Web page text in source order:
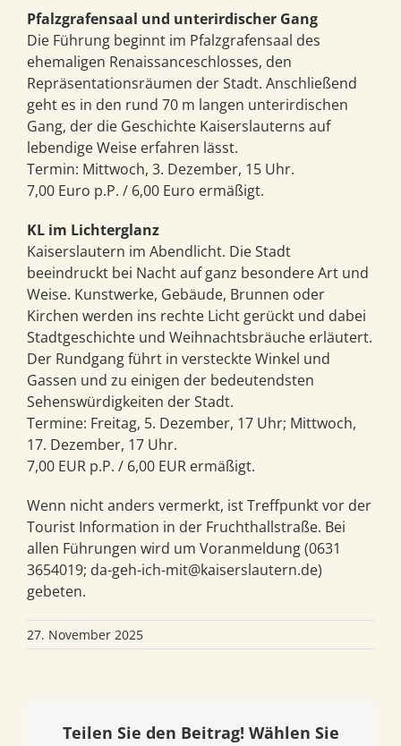
Pfalzgrafensaal und unterirdischer Gang
Die Führung beginnt im Pfalzgrafensaal des
ehemaligen Renaissanceschlosses, den
Repräsentationsräumen der Stadt. Anschließend
geht es in den rund 70 m langen unterirdischen
Gang, der die Geschichte Kaiserslauterns auf
lebendige Weise erfahren lässt.
Termin: Mittwoch, 3. Dezember, 15 Uhr.
7,00 Euro p.P. / 6,00 Euro ermäßigt.
KL im Lichterglanz
Kaiserslautern im Abendlicht. Die Stadt
beeindruckt bei Nacht auf ganz besondere Art und
Weise. Kunstwerke, Gebäude, Brunnen oder
Kirchen werden ins rechte Licht gerückt und dabei
Stadtgeschichte und Weihnachtsbräuche erläutert.
Der Rundgang führt in versteckte Winkel und
Gassen und zu einigen der bedeutendsten
Sehenswürdigkeiten der Stadt.
Termine: Freitag, 5. Dezember, 17 Uhr; Mittwoch,
17. Dezember, 17 Uhr.
7,00 EUR p.P. / 6,00 EUR ermäßigt.
Wenn nicht anders vermerkt, ist Treffpunkt vor der
Tourist Information in der Fruchthallstraße. Bei
allen Führungen wird um Voranmeldung (0631
3654019; da-geh-ich-mit@kaiserslautern.de)
gebeten.
27. November 2025
Teilen Sie den Beitrag! Wählen Sie